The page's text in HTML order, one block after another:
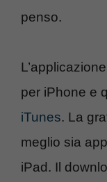
penso.
per iPhone e
iTunes. La
meglio sia
iPad. Il